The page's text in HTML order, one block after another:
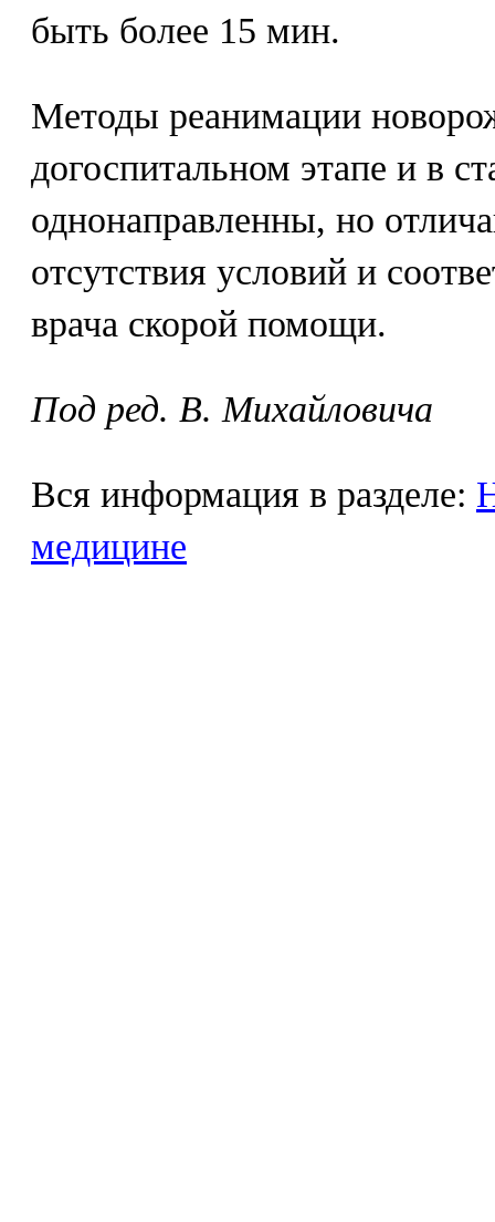
быть более 15 мин.
Методы реанимации
догоспитальном этапе и в
однонаправленны, но
отсутствия условий и
врача скорой помощи.
Под ред. В. Михайловича
Вся информация в разделе:
медицине